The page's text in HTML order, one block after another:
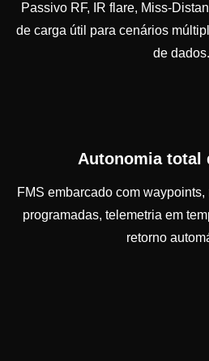
Passivo RF, IR flare, Miss-
de carga útil para cenários
de dados.
Autonomia total
FMS embarcado com
programadas, telemetria em
retorno